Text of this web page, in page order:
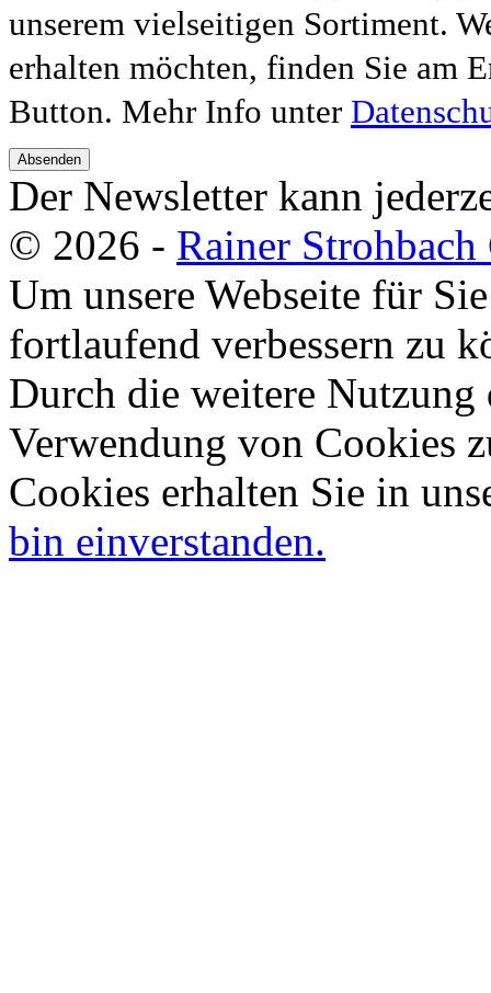
unserem vielseitigen Sortiment.
erhalten möchten, finden Sie am
Button. Mehr Info unter
Absenden
Der Newsletter kann
© 2026 - Rainer
Um unsere Webseite für
fortlaufend verbessern zu
Durch die weitere Nutzung
Verwendung von Cookies
Cookies erhalten Sie in
bin einverstanden.